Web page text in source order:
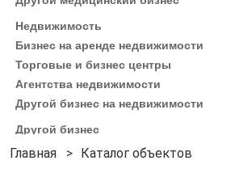
Недвижимость
Бизнес на аренде недвижимости
Торговые и бизнес центры
Агентства недвижимости
Другой бизнес на недвижимости
Другой бизнес
Каталог объектов